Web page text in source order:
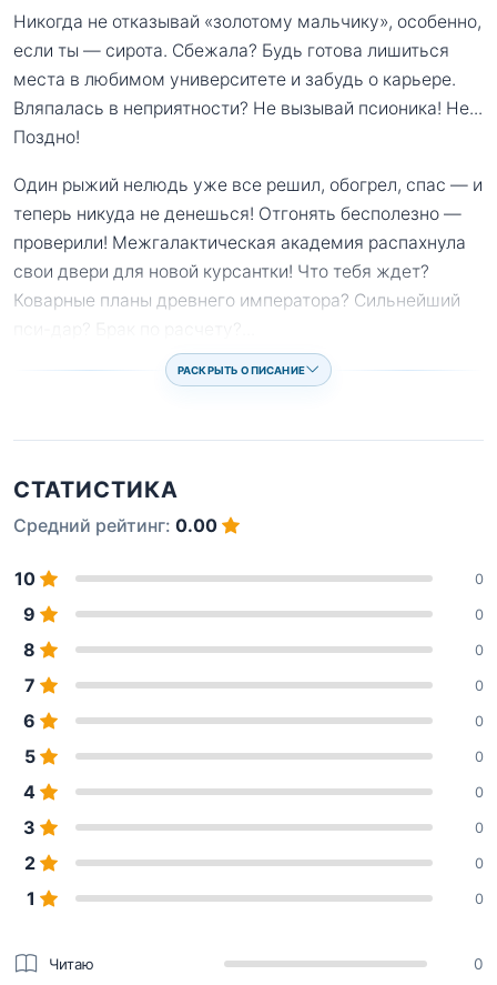
Никогда не отказывай «золотому мальчику», особенно,
если ты — сирота. Сбежала? Будь готова лишиться
места в любимом университете и забудь о карьере.
Вляпалась в неприятности? Не вызывай псионика! Не...
Поздно!
Один рыжий нелюдь уже все решил, обогрел, спас — и
теперь никуда не денешься! Отгонять бесполезно —
проверили! Межгалактическая академия распахнула
свои двери для новой курсантки! Что тебя ждет?
Коварные планы древнего императора? Сильнейший
РАСКРЫТЬ ОПИСАНИЕ
СТАТИСТИКА
Средний рейтинг: 0.00
10 0
9 0
8 0
7 0
6 0
5 0
4 0
3 0
2 0
1 0
Читаю 0